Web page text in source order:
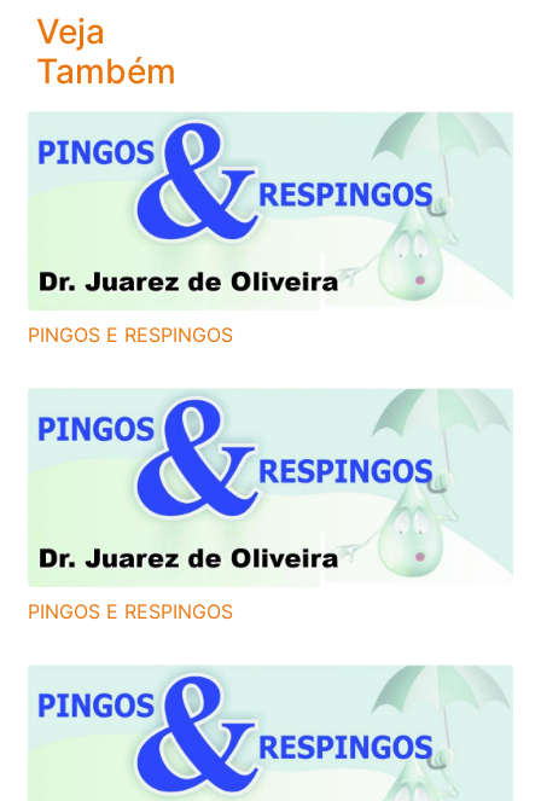
Veja
Também
PINGOS E RESPINGOS
PINGOS E RESPINGOS